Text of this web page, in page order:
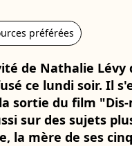
préférées
de Nathalie Lévy
ce lundi soir. Il
sortie du film
sur des sujets
la mère de ses